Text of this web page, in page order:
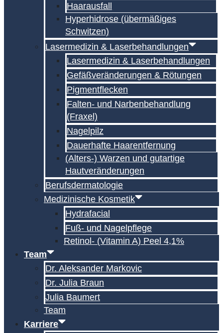
Haarausfall
Hyperhidrose (übermäßiges
Schwitzen)
Lasermedizin & Laserbehandlungen
Lasermedizin & Laserbehandlungen
Gefäßveränderungen & Rötungen
Pigmentflecken
Falten- und Narben­behandlung
(Fraxel)
Nagelpilz
Dauerhafte Haarentfernung
(Alters-) Warzen und gutartige
Hautveränderungen
Berufsdermatologie
Medizinische Kosmetik
Hydrafacial
Fuß- und Nagelpflege
Retinol- (Vitamin A) Peel 4,1%
Team
Dr. Aleksander Markovic
Dr. Julia Braun
Julia Baumert
Team
Karriere